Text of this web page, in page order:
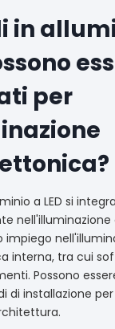
in
per
a LED si
impiego
interna, tra cui
Possono
di installazione